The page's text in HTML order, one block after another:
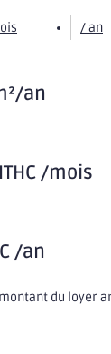
/ an
an
/mois
/an
montant du loyer